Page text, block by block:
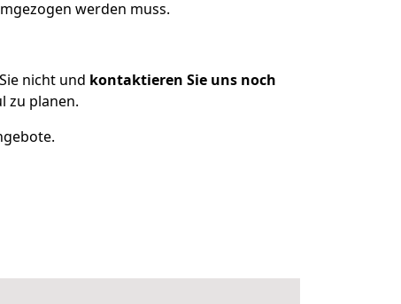
werden muss.
nicht und kontaktieren Sie uns noch
zu planen.